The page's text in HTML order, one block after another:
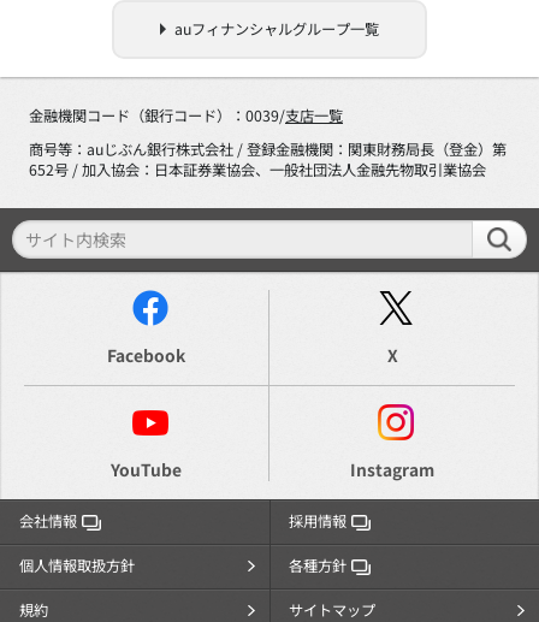
auフィナンシャルグループ一覧
金融機関コード（銀行コード）：0039/支店一覧
商号等：auじぶん銀行株式会社 / 登録金融機関：関東財務局長（登金）第
652号 / 加入協会：日本証券業協会、一般社団法人金融先物取引業協会
Facebook X
YouTube Instagram
会社情報 採用情報
個人情報取扱方針 各種方針
規約 サイトマップ